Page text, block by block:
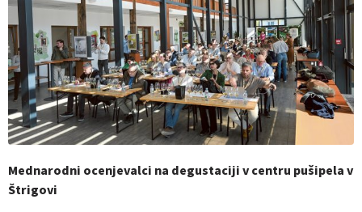
Mednarodni ocenjevalci na degustaciji v centru pušipela v
Štrigovi